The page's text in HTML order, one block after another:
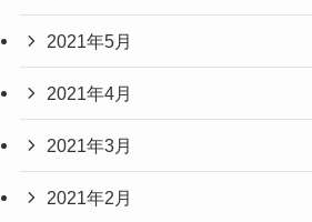
2021年5月
2021年4月
2021年3月
2021年2月